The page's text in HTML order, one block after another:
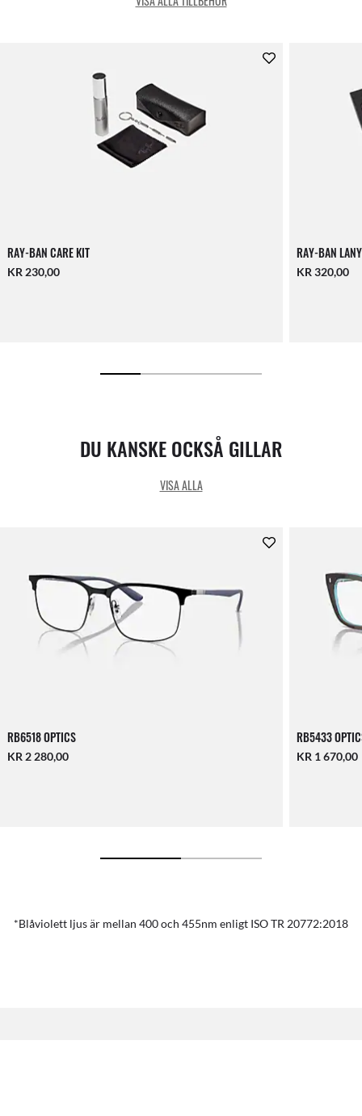
RAY-BAN CARE KIT
KR 230,00
RAY-BAN
KR 320,00
DU KANSKE OCKSÅ GILLAR
VISA ALLA
RB6518 OPTICS
KR 2 280,00
RB5433
KR 1 670,00
*Blåviolett ljus är mellan 400 och 455nm enligt ISO TR 20772:2018